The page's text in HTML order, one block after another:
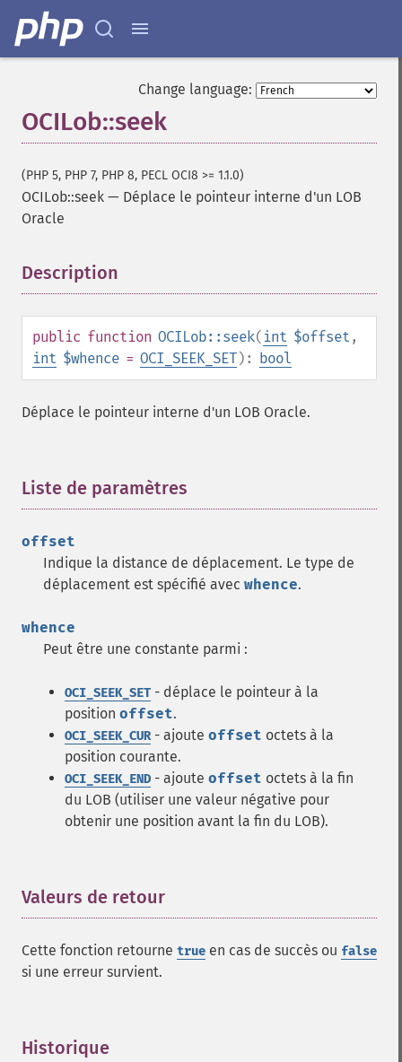
Change language:
OCILob::seek
(PHP 5, PHP 7, PHP 8, PECL OCI8 >= 1.1.0)
OCILob::seek — Déplace le pointeur interne d'un LOB
Oracle
Description
public function OCILob::seek( int $offset ,
int $whence = OCI_SEEK_SET): bool
Déplace le pointeur interne d'un LOB Oracle.
Liste de paramètres
offset
Indique la distance de déplacement. Le type de
déplacement est spécifié avec whence.
whence
Peut être une constante parmi :
OCI_SEEK_SET - déplace le pointeur à la
position offset.
OCI_SEEK_CUR- ajoute offset octets à la
position courante.
OCI_SEEK_END - ajoute offset octets à la fin
du LOB (utiliser une valeur négative pour
obtenir une position avant la fin du LOB).
Valeurs de retour
Cette fonction retourne true en cas de succès ou false
si une erreur survient.
Historique